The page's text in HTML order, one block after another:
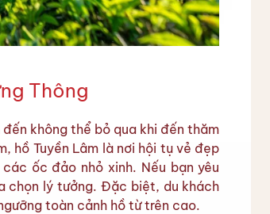
Thông
không thể bỏ qua khi đến thăm
hồ Tuyền Lâm là nơi hội tụ vẻ đẹp
ốc đảo nhỏ xinh. Nếu bạn yêu
chọn lý tưởng. Đặc biệt, du khách
toàn cảnh hồ từ trên cao.